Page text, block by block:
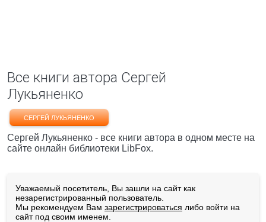
Все книги автора Сергей
Лукьяненко
СЕРГЕЙ ЛУКЬЯНЕНКО
Сергей Лукьяненко - все книги автора в одном месте на
сайте онлайн библиотеки LibFox.
Уважаемый посетитель, Вы зашли на сайт как
незарегистрированный пользователь.
Мы рекомендуем Вам зарегистрироваться либо войти на
сайт под своим именем.